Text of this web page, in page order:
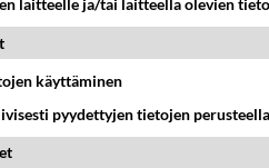
kahesti(vai kolmesti)ja
siihen blainen kaupunkiin
ja muita kouluttaji hän
pokemoneja kuten noin
laitteelle ja/tai laitteella olevien
käyttäminen
pyydettyjen tietojen perusteella